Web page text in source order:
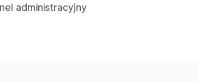
administracyjny